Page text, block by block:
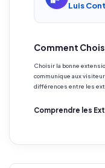
Luis
Comment
Choisir la bonne
communique aux
différences entre les
Comprendre les